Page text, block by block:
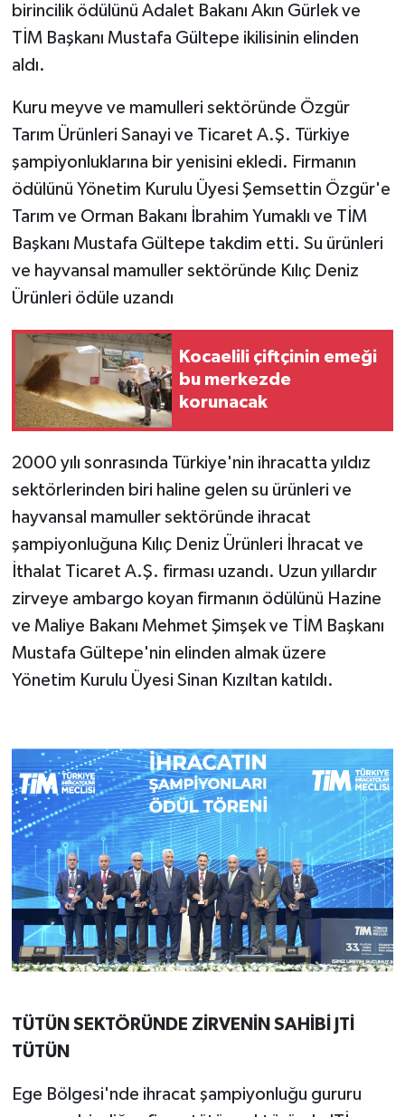
birincilik ödülünü Adalet Bakanı Akın Gürlek ve
TİM Başkanı Mustafa Gültepe ikilisinin elinden
aldı.
Kuru meyve ve mamulleri sektöründe Özgür
Tarım Ürünleri Sanayi ve Ticaret A.Ş. Türkiye
şampiyonluklarına bir yenisini ekledi. Firmanın
ödülünü Yönetim Kurulu Üyesi Şemsettin Özgür'e
Tarım ve Orman Bakanı İbrahim Yumaklı ve TİM
Başkanı Mustafa Gültepe takdim etti. Su ürünleri
ve hayvansal mamuller sektöründe Kılıç Deniz
Ürünleri ödüle uzandı
Kocaelili çiftçinin emeği
bu merkezde
korunacak
2000 yılı sonrasında Türkiye'nin ihracatta yıldız
sektörlerinden biri haline gelen su ürünleri ve
hayvansal mamuller sektöründe ihracat
şampiyonluğuna Kılıç Deniz Ürünleri İhracat ve
İthalat Ticaret A.Ş. firması uzandı. Uzun yıllardır
zirveye ambargo koyan firmanın ödülünü Hazine
ve Maliye Bakanı Mehmet Şimşek ve TİM Başkanı
Mustafa Gültepe'nin elinden almak üzere
Yönetim Kurulu Üyesi Sinan Kızıltan katıldı.
TÜTÜN SEKTÖRÜNDE ZİRVENİN SAHİBİ JTİ
TÜTÜN
Ege Bölgesi'nde ihracat şampiyonluğu gururu